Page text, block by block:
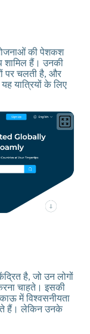
की पेशकश
शामिल हैं। उनकी
पर चलती है, और
यात्रियों के लिए
है, जो उन लोगों
चाहते। इसकी
में विश्वसनीयता
हैं। लेकिन उनके